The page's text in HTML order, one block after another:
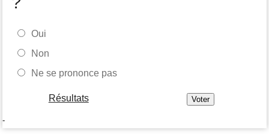
Oui
Non
Ne se prononce pas
Résultats
-